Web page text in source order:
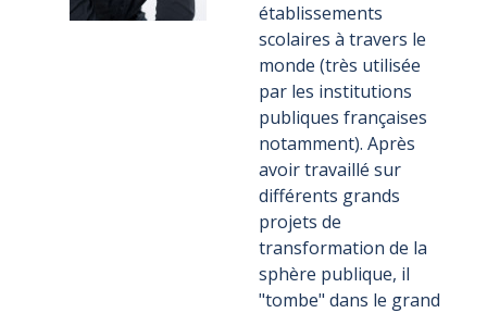
établissements
scolaires à travers le
monde (très utilisée
par les institutions
publiques françaises
notamment). Après
avoir travaillé sur
différents grands
projets de
transformation de la
sphère publique, il
"tombe" dans le grand